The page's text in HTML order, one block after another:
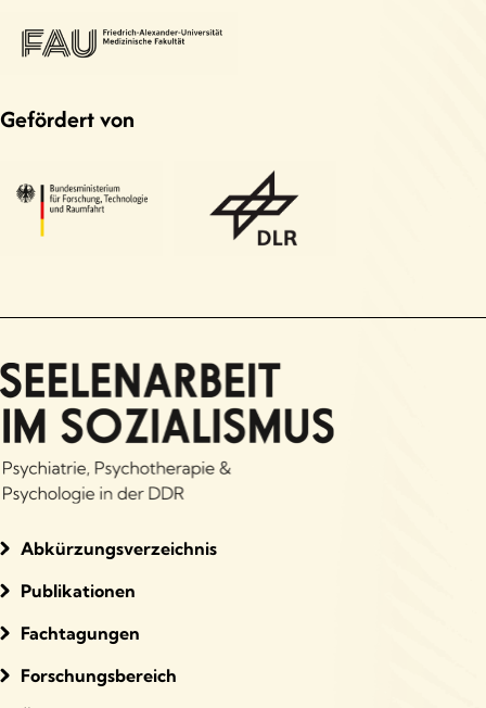
Gefördert von
Abkürzungsverzeichnis
Publikationen
Fachtagungen
Forschungsbereich